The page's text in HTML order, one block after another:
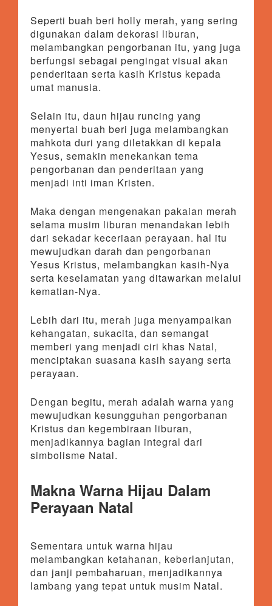
Seperti buah beri holly merah, yang sering
digunakan dalam dekorasi liburan,
melambangkan pengorbanan itu, yang juga
berfungsi sebagai pengingat visual akan
penderitaan serta kasih Kristus kepada
umat manusia.
Selain itu, daun hijau runcing yang
menyertai buah beri juga melambangkan
mahkota duri yang diletakkan di kepala
Yesus, semakin menekankan tema
pengorbanan dan penderitaan yang
menjadi inti iman Kristen.
Maka dengan mengenakan pakaian merah
selama musim liburan menandakan lebih
dari sekadar keceriaan perayaan. hal itu
mewujudkan darah dan pengorbanan
Yesus Kristus, melambangkan kasih-Nya
serta keselamatan yang ditawarkan melalui
kematian-Nya.
Lebih dari itu, merah juga menyampaikan
kehangatan, sukacita, dan semangat
memberi yang menjadi ciri khas Natal,
menciptakan suasana kasih sayang serta
perayaan.
Dengan begitu, merah adalah warna yang
mewujudkan kesungguhan pengorbanan
Kristus dan kegembiraan liburan,
menjadikannya bagian integral dari
simbolisme Natal.
Makna Warna Hijau Dalam
Perayaan Natal
Sementara untuk warna hijau
melambangkan ketahanan, keberlanjutan,
dan janji pembaharuan, menjadikannya
lambang yang tepat untuk musim Natal.